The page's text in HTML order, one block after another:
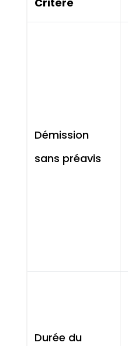
Démission
sans préavis
Durée du